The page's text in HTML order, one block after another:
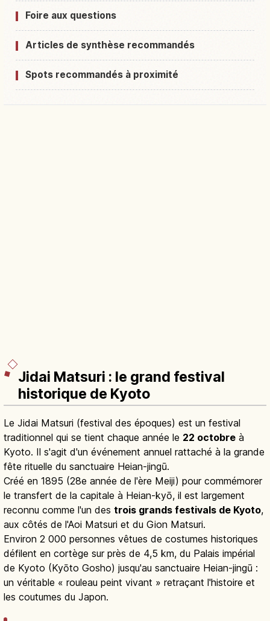
Foire aux questions
Articles de synthèse recommandés
Spots recommandés à proximité
Jidai Matsuri : le grand festival
historique de Kyoto
Le Jidai Matsuri (festival des époques) est un festival
traditionnel qui se tient chaque année le 22 octobre à
Kyoto. Il s'agit d'un événement annuel rattaché à la grande
fête rituelle du sanctuaire Heian-jingū.
Créé en 1895 (28e année de l'ère Meiji) pour commémorer
le transfert de la capitale à Heian-kyō, il est largement
reconnu comme l'un des trois grands festivals de Kyoto,
aux côtés de l'Aoi Matsuri et du Gion Matsuri.
Environ 2 000 personnes vêtues de costumes historiques
défilent en cortège sur près de 4,5 km, du Palais impérial
de Kyoto (Kyōto Gosho) jusqu'au sanctuaire Heian-jingū :
un véritable « rouleau peint vivant » retraçant l'histoire et
les coutumes du Japon.